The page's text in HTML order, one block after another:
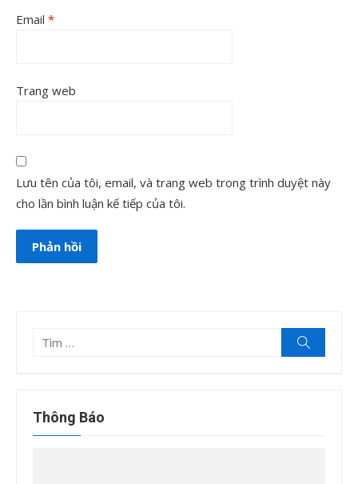
Email *
Trang web
Lưu tên của tôi, email, và trang web trong trình duyệt này
cho lần bình luận kế tiếp của tôi.
Tìm
kiếm
Thông Báo